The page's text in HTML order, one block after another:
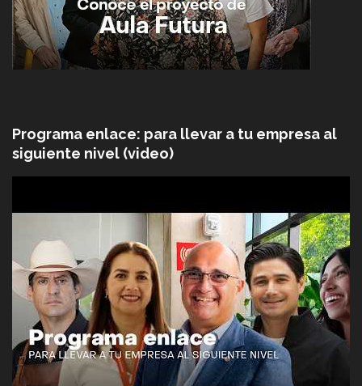
Programa enlace: para llevar a tu empresa al
siguiente nivel (video)